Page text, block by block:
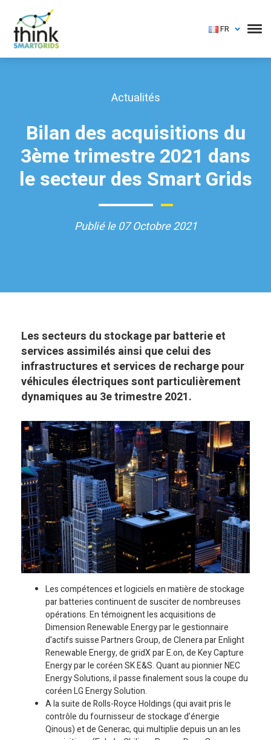
FR
Actualités
Bilan des acquisitions du
3ème trimestre 2021 dans
le secteur des Smart Grids
Publié le 07 Octobre 2021
Les secteurs du stockage par batterie et
services assimilés ainsi que celui des
infrastructures et services de recharge pour
véhicules électriques sont particulièrement
dynamiques au 3e trimestre 2021.
Les compétences et logiciels en matière de stockage
par batteries continuent de susciter de nombreuses
opérations. En témoignent les acquisitions de
Dimension Renewable Energy par le gestionnaire
d’actifs suisse Partners Group, de Clenera par Enlight
Renewable Energy, de gridX par E.on, de Key Capture
Energy par le coréen SK E&S. Quant au pionnier NEC
Energy Solutions, il passe finalement sous la coupe du
coréen LG Energy Solution.
A la suite de Rolls-Royce Holdings (qui avait pris le
contrôle du fournisseur de stockage d’énergie
Qinous) et de Generac, qui multiplie depuis un an les